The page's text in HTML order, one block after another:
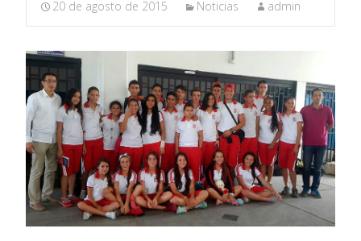
20 de agosto de 2015 Noticias admin